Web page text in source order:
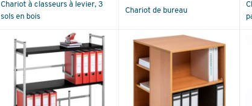
Chariot à classeurs à levier, 3
sols en bois
Chariot de bureau